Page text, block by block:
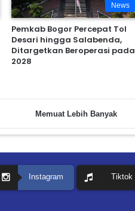
News
Pemkab Bogor Percepat Tol
Desari hingga Salabenda,
Ditargetkan Beroperasi pada
2028
Memuat Lebih Banyak
Instagram Tiktok